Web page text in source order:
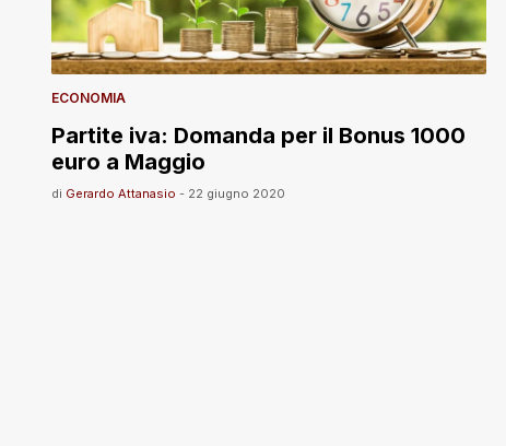
ECONOMIA
Partite iva: Domanda per il Bonus 1000
euro a Maggio
di Gerardo Attanasio - 22 giugno 2020